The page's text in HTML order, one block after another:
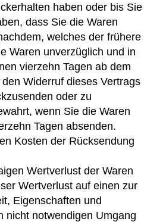
haben oder bis Sie
dass Sie die Waren
welches der frühere
Waren unverzüglich und in
vierzehn Tagen ab dem
Widerruf dieses Vertrags
oder zu
wenn Sie die Waren
Tagen absenden.
Kosten der Rücksendung
Wertverlust der Waren
Wertverlust auf einen zur
Eigenschaften und
nicht notwendigen Umgang